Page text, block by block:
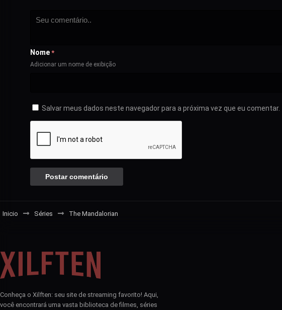
Nome *
Adicionar um nome de exibição
Salvar meus dados neste navegador para a próxima vez que eu comentar.
Inicio Séries The Mandalorian
Conheça o Xilften: seu site de streaming favorito! Aqui,
você encontrará uma vasta biblioteca de filmes, séries